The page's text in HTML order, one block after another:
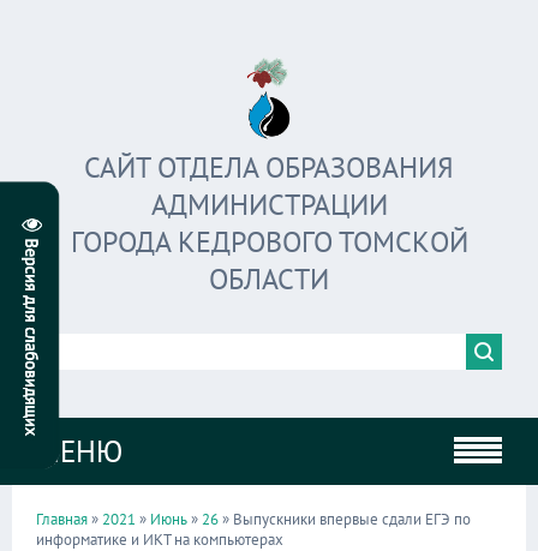
САЙТ ОТДЕЛА ОБРАЗОВАНИЯ
АДМИНИСТРАЦИИ
ГОРОДА КЕДРОВОГО ТОМСКОЙ
ОБЛАСТИ
МЕНЮ
Главная» 2021 » Июнь» 26» Выпускники впервые сдали ЕГЭ по
информатике и ИКТ на компьютерах